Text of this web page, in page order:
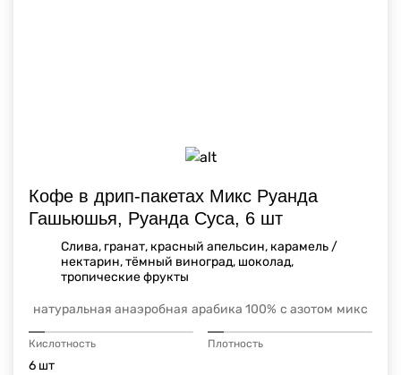
Кофе в дрип-пакетах Микс Руанда
Гашьюшья, Руанда Суса, 6 шт
Слива, гранат, красный апельсин, карамель /
нектарин, тёмный виноград, шоколад,
тропические фрукты
натуральная анаэробная арабика 100% с азотом микс
Кислотность Плотность
6 шт